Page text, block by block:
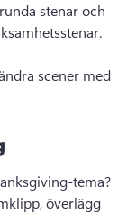
stenar och
scener med
överlägg